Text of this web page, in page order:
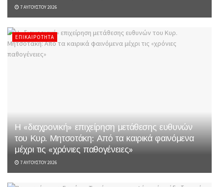
7 ΑΥΓΟΎΣΤΟΥ 2026
ΕΠΙΚΑΙΡΌΤΗΤΑ
Η «διαχρονική» επιχείρηση μετάθεσης ευθυνών
του Κυρ. Μητσοτάκη: Από τα καιρικά φαινόμενα
μέχρι τις «χρόνιες παθογένειες»
7 ΑΥΓΟΎΣΤΟΥ 2026